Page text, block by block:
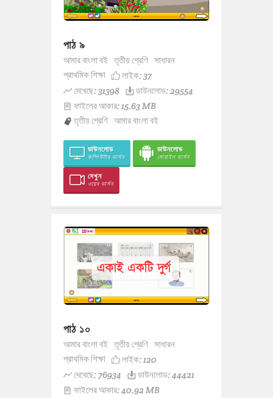
পাঠ ৯
আমার বাংলা বই তৃতীয় শ্রেণি সাধারন
প্রাথমিক শিক্ষা
লাইক:37
দেখেছে: 31398
ডাউনলোড: 29554
ফাইলের আকার: 15.63 MB
তৃতীয় শ্রেণি আমার বাংলা বই
ডাউনলোড
কম্পিউটার ভার্সন
ডাউনলোড
মোবাইল ভার্সন
দেখুন
ওয়েব ভার্সন
পাঠ ১০
আমার বাংলা বই তৃতীয় শ্রেণি সাধারন
প্রাথমিক শিক্ষা
লাইক:120
দেখেছে: 76934
ডাউনলোড: 44421
ফাইলের আকার: 40.92 MB